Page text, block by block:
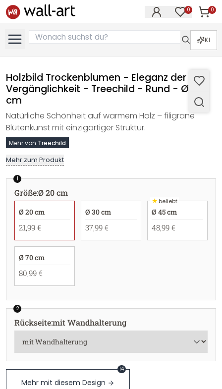
0 0
KI
Holzbild Trockenblumen - Eleganz der
Vergänglichkeit - Treechild - Rund - Ø 20
cm
Natürliche Schönheit auf warmem Holz – filigrane
Blütenkunst mit einzigartiger Struktur.
Mehr von Treechild
Mehr zum Produkt
1
Größe:Ø 20 cm
Ø 20 cm
21,99 €
Ø 30 cm
37,99 €
★beliebt
Ø 45 cm
48,99 €
Ø 70 cm
80,99 €
2
Rückseite:mit Wandhalterung
Mehr mit diesem Design
14